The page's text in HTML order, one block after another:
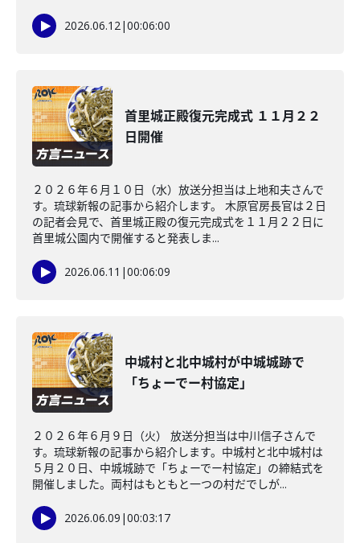
2026.06.12|00:06:00
首里城正殿復元完成式 １１月２２
日開催
２０２６年６月１０日（水）放送分担当は上地和夫さんで
す。琉球新報の記事から紹介します。 木原官房長官は２日
の記者会見で、首里城正殿の復元完成式を１１月２２日に
首里城公園内で開催すると発表しま...
2026.06.11 |00:06:09
中城村と北中城村が中城城跡で
「ちょーでー村協定」
２０２６年６月９日（火） 放送分担当は中川信子さんで
す。琉球新報の記事から紹介します。中城村と北中城村は
５月２０日、中城城跡で「ちょーでー村協定」の締結式を
開催しました。両村はもともと一つの村だでしが...
2026.06.09 |00:03:17